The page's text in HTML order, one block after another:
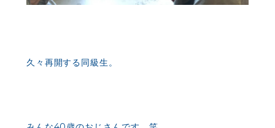
久々再開する同級生。